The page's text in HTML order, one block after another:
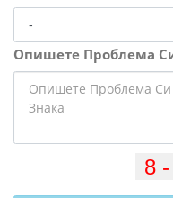
Опишете Проблема